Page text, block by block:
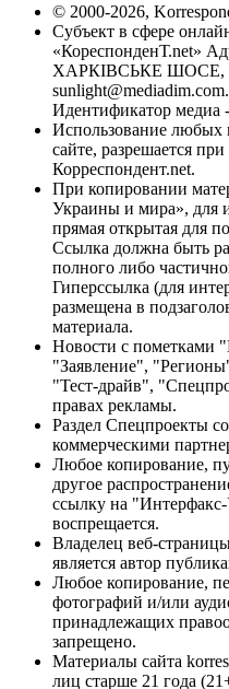
© 2000-2026,
Субъект в сфере
«КореспонденТ.net»
ХАРКІВСЬКЕ ШОСЕ,
Идентификатор медиа
Использование любых
сайте, разрешается
Корреспондент.net.
При копировании
Украины и мира», для
прямая открытая для
Ссылка должна быть
полного либо
Гиперссылка (для
размещена в
материала.
Новости с пометками
"Заявление",
"Тест-драйв",
правах рекламы.
Раздел Спецпроекты
коммерческими
Любое копирование,
другое
ссылку на
воспрещается.
Владелец веб-
является автор
Любое копирование,
фотографий и/или
принадлежащих
запрещено.
Материалы сайта
лиц старше 21 года